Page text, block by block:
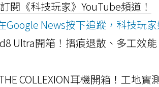
訂閱《科技玩家》YouTube頻道！
Google News按下追蹤，科技玩家
Ultra開箱！摺痕退散、多工效
COLLEXION耳機開箱！工地